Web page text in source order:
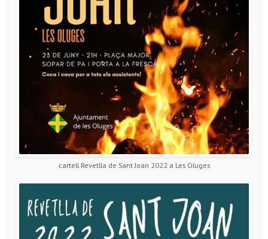
cartell Revetlla de Sant Joan 2022 a Les Oluges